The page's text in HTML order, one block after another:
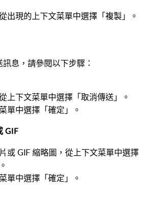
出現的上下文菜單中選擇「複製」。
息，請參閱以下步驟：
上下文菜單中選擇「取消傳送」。
單中選擇「確定」。
GIF
或 GIF 縮略圖，從上下文菜單中選擇
單中選擇「確定」。